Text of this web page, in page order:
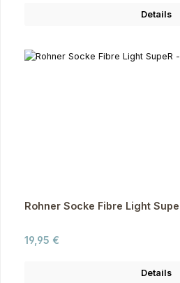
Details
Rohner Socke Fibre Light
Regulärer Preis:
19,95 €
Details